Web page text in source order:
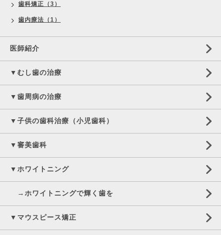
歯科矯正（3）
歯内療法（1）
医師紹介
▼むし歯の治療
▼歯周病の治療
▼子供の歯科治療（小児歯科）
▼審美歯科
▼ホワイトニング
→ホワイトニングで輝く歯を
▼マウスピース矯正